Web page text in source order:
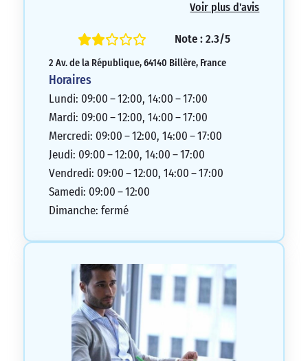
contraint de me rendre à la banque
postale de Billère à deux reprises pour
temps de travail, ainsi que mon mari. Un
compte de ma fille n’a jamais été transféré.
Le manque de professionnalisme est
flagrant, ils m’ont promis que la
conseillère me contacterait, mais elle ne l’a
jamais fait. C’est honteux.
Voir plus d'avis
Note : 2.3/5
2 Av. de la République, 64140 Billère, France
Horaires
Lundi: 09:00 – 12:00, 14:00 – 17:00
Mardi: 09:00 – 12:00, 14:00 – 17:00
Mercredi: 09:00 – 12:00, 14:00 – 17:00
Jeudi: 09:00 – 12:00, 14:00 – 17:00
Vendredi: 09:00 – 12:00, 14:00 – 17:00
Samedi: 09:00 – 12:00
Dimanche: fermé